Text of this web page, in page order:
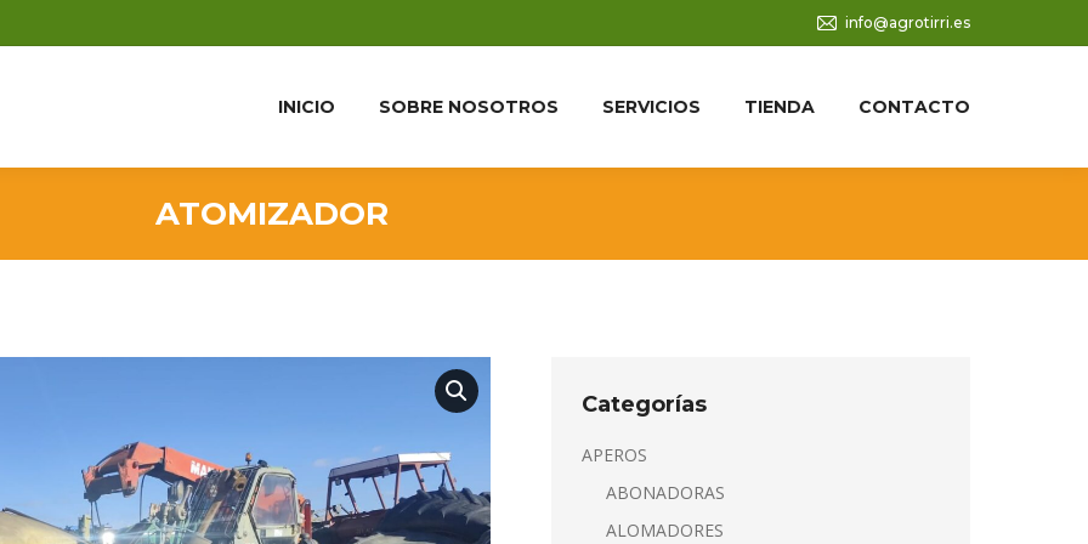
info@agrotirri.es
INICIO SOBRE NOSOTROS SERVICIOS TIENDA CONTACTO
ATOMIZADOR
Categorías
APEROS
ABONADORAS
ALOMADORES